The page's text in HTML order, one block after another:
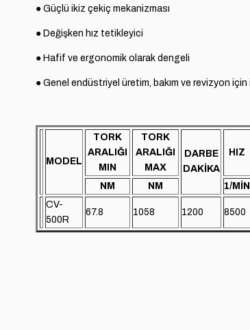
● Güçlü ikiz çekiç mekanizması
● Değişken hız tetikleyici
● Hafif ve ergonomik olarak dengeli
● Genel endüstriyel üretim, bakım ve revizyon için
MODEL
TORK
ARALIĞI
MIN
TORK
ARALIĞI
MAX
DARBE
DAKİKA
HIZ
NM
NM 1/MİN
CV-
500R
67.8 1058 1200 8500